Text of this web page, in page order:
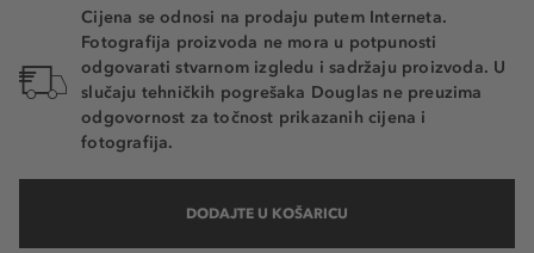
Cijena se odnosi na prodaju putem Interneta.
Fotografija proizvoda ne mora u potpunosti
odgovarati stvarnom izgledu i sadržaju proizvoda. U
slučaju tehničkih pogrešaka Douglas ne preuzima
odgovornost za točnost prikazanih cijena i
fotografija.
DODAJTE U KOŠARICU